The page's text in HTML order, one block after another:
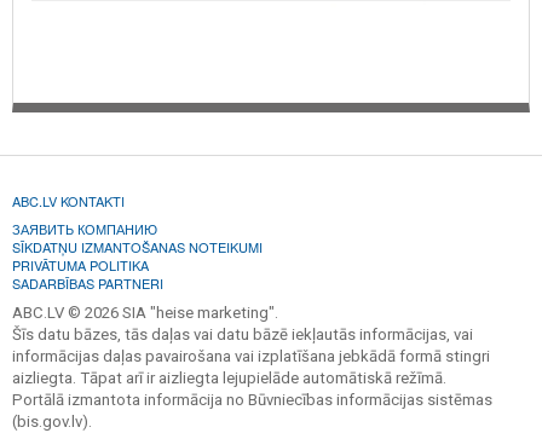
ABC.LV KONTAKTI
ЗАЯВИТЬ КОМПАНИЮ
SĪKDATŅU IZMANTOŠANAS NOTEIKUMI
PRIVĀTUMA POLITIKA
SADARBĪBAS PARTNERI
ABC.LV © 2026 SIA "heise marketing".
Šīs datu bāzes, tās daļas vai datu bāzē iekļautās informācijas, vai
informācijas daļas pavairošana vai izplatīšana jebkādā formā stingri
aizliegta. Tāpat arī ir aizliegta lejupielāde automātiskā režīmā.
Portālā izmantota informācija no Būvniecības informācijas sistēmas
(bis.gov.lv).